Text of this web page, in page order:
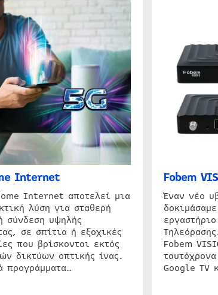
Internet
Internet αποτελεί μια
λύση για σταθερή
σύνδεση υψηλής
σε σπίτια ή εξοχικές
που βρίσκονται εκτός
δικτύων οπτικής ίνας.
προγράμματα…
Fobem
Έναν νέο
Fobem
Google TV